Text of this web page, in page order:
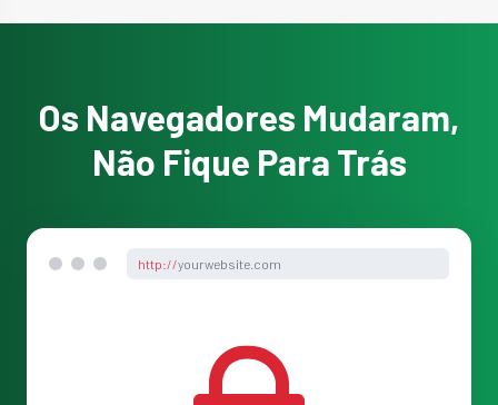
Os Navegadores Mudaram,
Não Fique Para Trás
http://yourwebsite.com